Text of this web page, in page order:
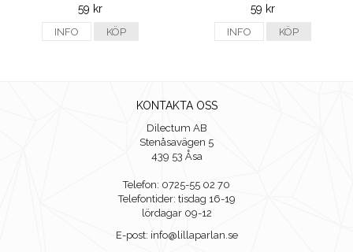
59 kr
INFO KÖP
59 kr
INFO KÖP
KONTAKTA OSS
Dilectum AB
Stenåsavägen 5
439 53 Åsa
Telefon: 0725-55 02 70
Telefontider: tisdag 16-19
lördagar 09-12
E-post: info@lillaparlan.se